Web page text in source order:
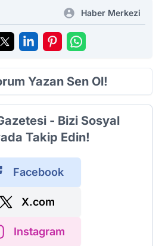
Haber Merkezi
Yazan Sen Ol!
- Bizi Sosyal
Takip Edin!
Facebook
X.com
Instagram